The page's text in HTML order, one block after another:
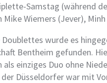
Samstag (während
Mike Wiemers (Jever),
Doublettes wurde es
Bentheim gefunden.
als einziges Duo ohne
der Düsseldorfer war mit